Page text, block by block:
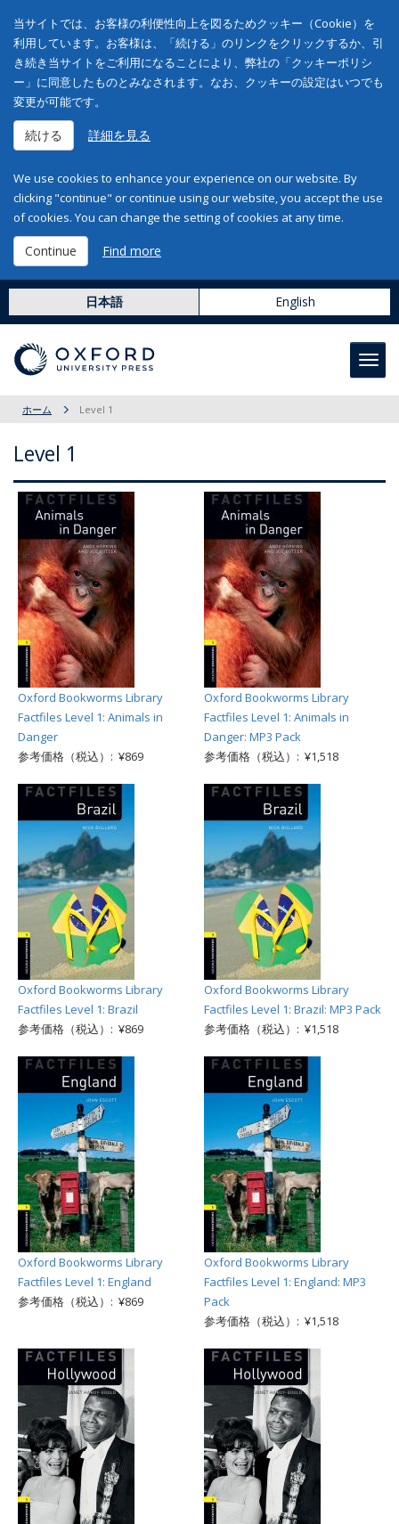
当サイトでは、お客様の利便性向上を図るためクッキー（Cookie）を
利用しています。お客様は、「続ける」のリンクをクリックするか、引
き続き当サイトをご利用になることにより、弊社の「クッキーポリシ
ー」に同意したものとみなされます。なお、クッキーの設定はいつでも
変更が可能です。
続ける 詳細を見る
We use cookies to enhance your experience on our website. By
clicking "continue" or continue using our website, you accept the use
of cookies. You can change the setting of cookies at any time.
Continue Find more
日本語 English
ホーム Level 1
Level 1
Oxford Bookworms Library
Factfiles Level 1: Animals in
Danger
参考価格（税込）: ¥869
Oxford Bookworms Library
Factfiles Level 1: Animals in
Danger: MP3 Pack
参考価格（税込）: ¥1,518
Oxford Bookworms Library
Factfiles Level 1: Brazil
参考価格（税込）: ¥869
Oxford Bookworms Library
Factfiles Level 1: Brazil: MP3 Pack
参考価格（税込）: ¥1,518
Oxford Bookworms Library
Factfiles Level 1: England
参考価格（税込）: ¥869
Oxford Bookworms Library
Factfiles Level 1: England: MP3
Pack
参考価格（税込）: ¥1,518